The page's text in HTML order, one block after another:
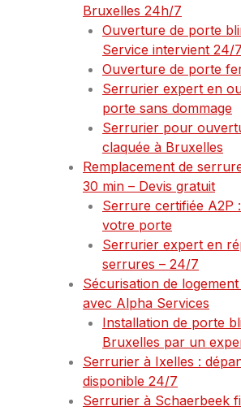
Bruxelles 24h/7
Ouverture de porte
Service intervient 24/7
Ouverture de porte
Serrurier expert en
porte sans dommage
Serrurier pour
claquée à Bruxelles
Remplacement de
30 min – Devis gratuit
Serrure certifiée A2P
votre porte
Serrurier expert en
serrures – 24/7
Sécurisation de
avec Alpha Services
Installation de porte
Bruxelles par un
Serrurier à Ixelles :
disponible 24/7
Serrurier à Schaerbeek